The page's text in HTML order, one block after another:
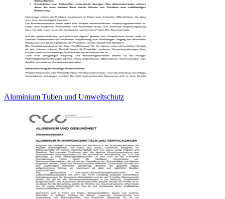
Aluminium Tuben und Umweltschutz